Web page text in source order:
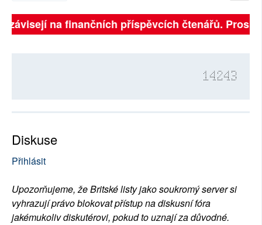
na finančních příspěvcích čtenářů.
14243
Diskuse
Přihlásit
Upozorňujeme, že Britské listy jako soukromý server si
vyhrazují právo blokovat přístup na diskusní fóra
jakémukoliv diskutérovi, pokud to uznají za důvodné.